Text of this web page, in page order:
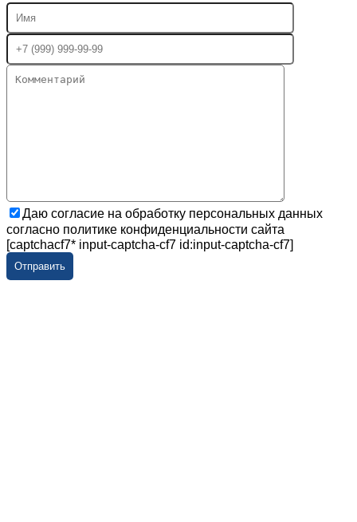
Даю согласие на обработку персональных данных
согласно политике конфиденциальности сайта
[captchacf7* input-captcha-cf7 id:input-captcha-cf7]